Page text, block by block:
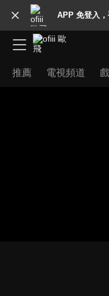
APP 免登入
推薦 電視頻道